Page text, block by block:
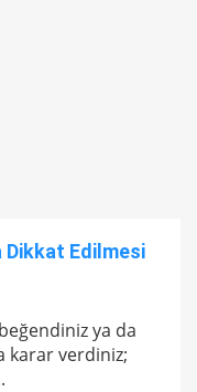
Dikkat Edilmesi
ya da
karar verdiniz;